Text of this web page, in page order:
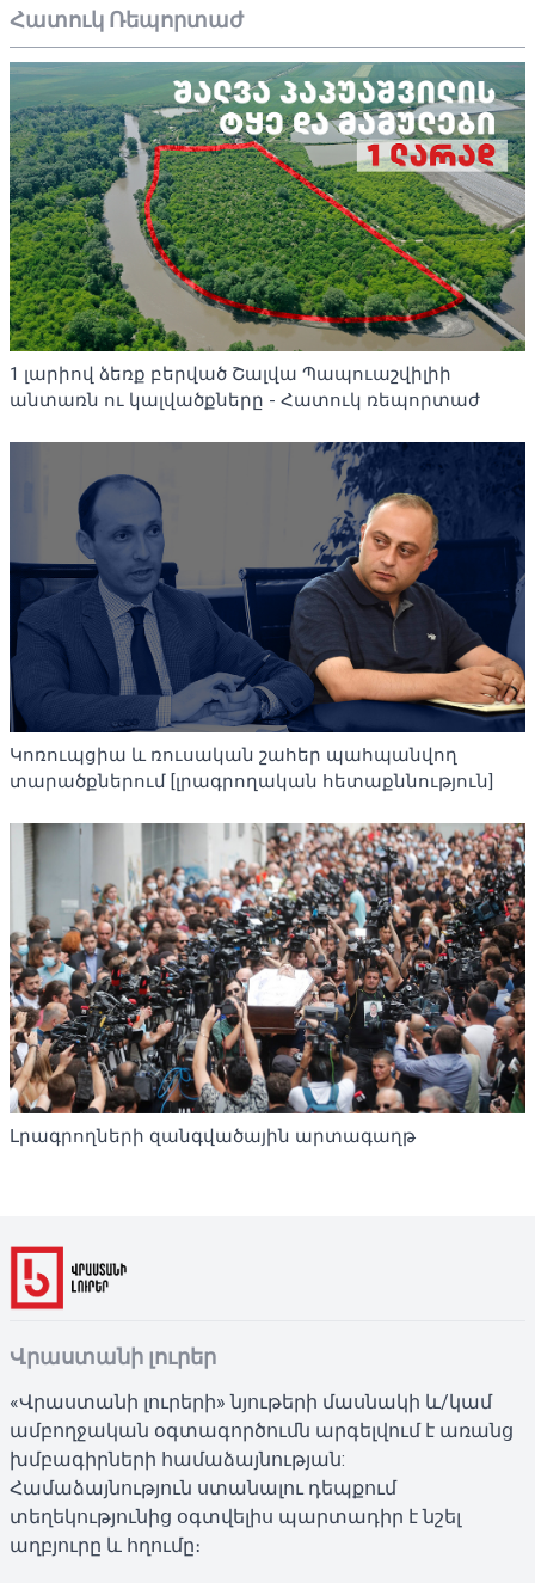
Հատուկ Ռեպորտաժ
1 լարիով ձեռք բերված Շալվա Պապուաշվիլիի
անտառն ու կալվածքները - Հատուկ ռեպորտաժ
Կոռուպցիա և ռուսական շահեր պահպանվող
տարածքներում [լրագրողական հետաքննություն]
Լրագրողների զանգվածային արտագաղթ
Վրաստանի լուրեր
«Վրաստանի լուրերի» նյութերի մասնակի և/կամ
ամբողջական օգտագործումն արգելվում է առանց
խմբագիրների համաձայնության:
Համաձայնություն ստանալու դեպքում
տեղեկությունից օգտվելիս պարտադիր է նշել
աղբյուրը և հղումը։